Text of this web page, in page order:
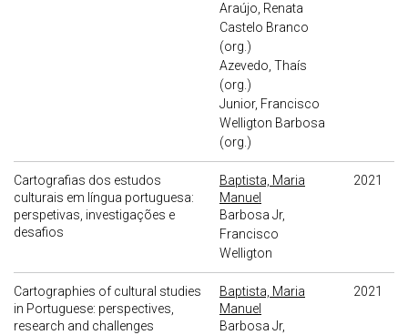
Araújo, Renata
Castelo Branco
(org.)
Azevedo, Thaís
(org.)
Junior, Francisco
Welligton Barbosa
(org.)
Cartografias dos estudos
culturais em língua portuguesa:
perspetivas, investigações e
desafios
Baptista, Maria
Manuel
Barbosa Jr,
Francisco
Welligton
2021
Cartographies of cultural studies
in Portuguese: perspectives,
research and challenges
Baptista, Maria
Manuel
Barbosa Jr,
2021